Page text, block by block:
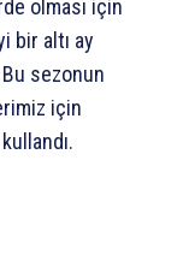
olması için
bir altı ay
sezonun
için